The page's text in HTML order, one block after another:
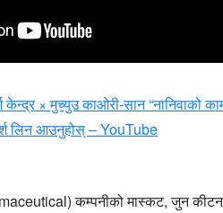
केन्द्र × मुच्युउ काओरी-सान “नानिवाको
लिन आउनुहोस् – YouTube
कम्पनीको मास्कट, जुन